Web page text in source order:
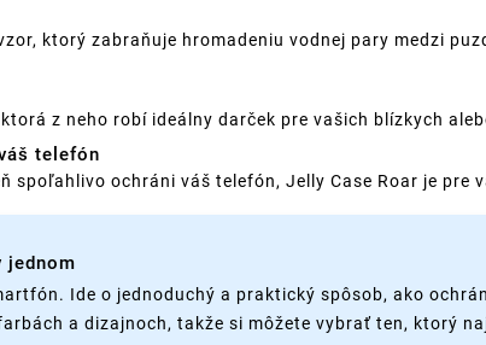
ktorý zabraňuje hromadeniu vodnej pary medzi
z neho robí ideálny darček pre vašich blízkych
telefón
spoľahlivo ochráni váš telefón, Jelly Case Roar je pre
jednom
Ide o jednoduchý a praktický spôsob, ako
a dizajnoch, takže si môžete vybrať ten, ktorý